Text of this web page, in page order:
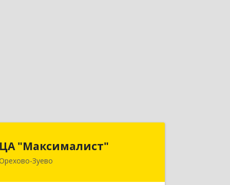
ЦА "Максималист"
Зуево
142600, Московская обл, Орехово-